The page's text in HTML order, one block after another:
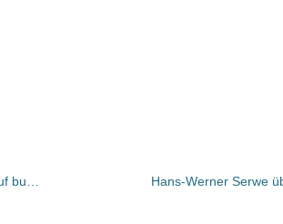
Hans-Werner Serwe